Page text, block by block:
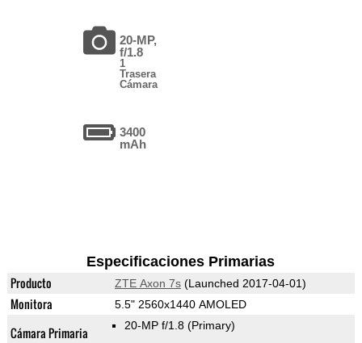
20-MP,
f/1.8
1
Trasera
Cámara
3400
mAh
Especificaciones Primarias
Producto ZTE Axon 7s(Launched 2017-04-01)
Monitora 5.5" 2560x1440 AMOLED
Cámara Primaria 20-MP f/1.8 (Primary)